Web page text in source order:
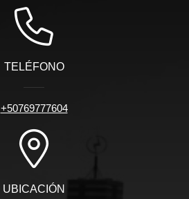
TELÉFONO
+50769777604
UBICACIÓN